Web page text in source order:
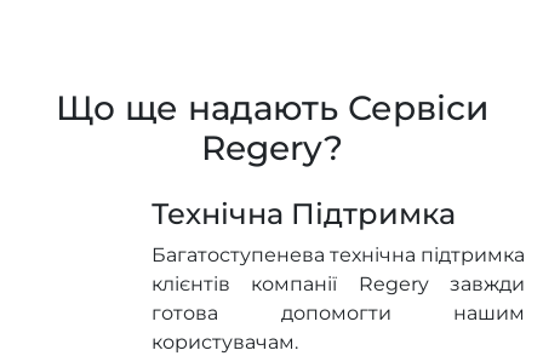
Що ще надають Сервіси
Regery?
Технічна Підтримка
Багатоступенева технічна підтримка
клієнтів компанії Regery завжди
готова допомогти нашим
користувачам.